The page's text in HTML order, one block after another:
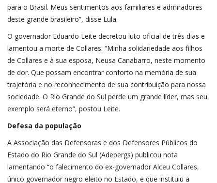
para o Brasil. Meus sentimentos aos familiares e admiradores
deste grande brasileiro”, disse Lula.
O governador Eduardo Leite decretou luto oficial de três dias e
lamentou a morte de Collares. “Minha solidariedade aos filhos
de Collares e à sua esposa, Neusa Canabarro, neste momento
de dor. Que possam encontrar conforto na memória de sua
trajetória e no reconhecimento de sua contribuição para nossa
sociedade. O Rio Grande do Sul perde um grande líder, mas seu
exemplo será eterno”, postou Leite.
Defesa da população
A Associação das Defensoras e dos Defensores Públicos do
Estado do Rio Grande do Sul (Adepergs) publicou nota
lamentando “o falecimento do ex-governador Alceu Collares,
único governador negro eleito no Estado, e que instituiu a